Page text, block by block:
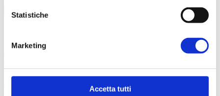
Statistiche
Marketing
Accetta tutti
Logistica Food s.r.l.
Viale S. Tinozzi, 17
65024 Manoppello (PE) - IT